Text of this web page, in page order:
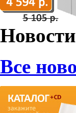
Новости
Все